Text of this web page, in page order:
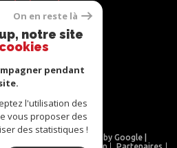
NOUS
| Traduction powered by Google |
On en reste là
notre site
pendant
l'utilisation des
vous proposer des
des statistiques !